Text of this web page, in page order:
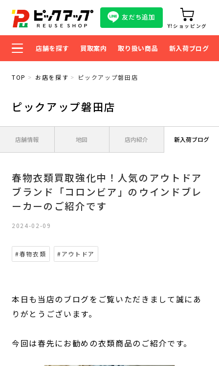
友だち追加
Y!ショッピング
店舗を探す 買取案内 取り扱い商品 新入荷ブログ
TOP お店を探す ピックアップ磐田店
ピックアップ磐田店
店舗情報 地図 店内紹介 新入荷ブログ
春物衣類買取強化中！人気のアウトドア
ブランド「コロンビア」のウインドブレ
ーカーのご紹介です
2024-02-09
#春物衣類 #アウトドア
本日も当店のブログをご覧いただきまして誠にあ
りがとうございます。
今回は春先にお勧めの衣類商品のご紹介です。